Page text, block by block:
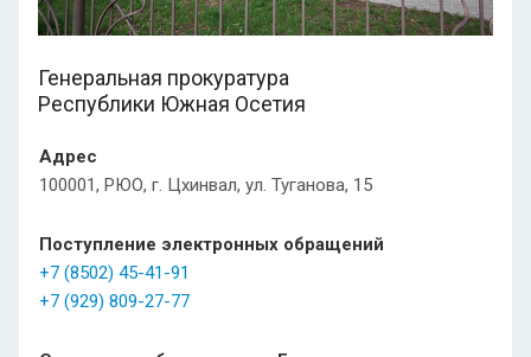
Генеральная прокуратура
Республики Южная Осетия
Адрес
100001, РЮО, г. Цхинвал, ул. Туганова, 15
Поступление электронных обращений
+7 (8502) 45-41-91
+7 (929) 809-27-77